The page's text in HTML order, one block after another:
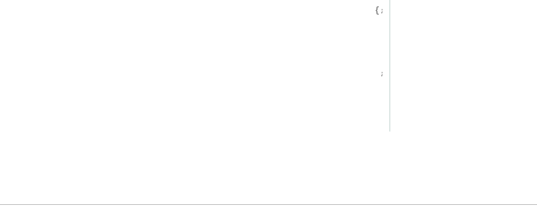
; }
;